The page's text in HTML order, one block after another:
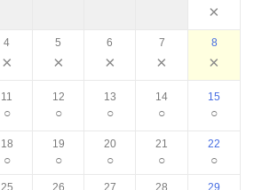
×
4
×
5
×
6
×
7
×
8
×
11
○
12
○
13
○
14
○
15
○
18
○
19
○
20
○
21
○
22
○